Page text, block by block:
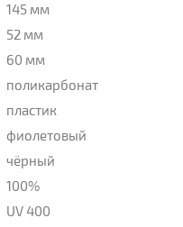
145 мм
52 мм
60 мм
поликарбонат
пластик
фиолетовый
чёрный
100%
UV 400